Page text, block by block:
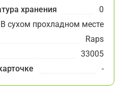
хранения
0
В сухом прохладном месте
Raps
33005
-